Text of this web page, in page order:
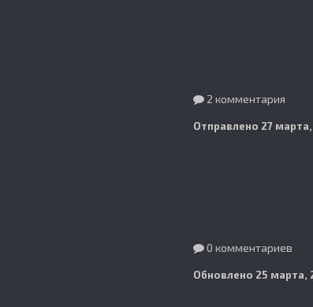
2 комментария
Отправлено 27 марта,
0 комментариев
Обновлено 25 марта,